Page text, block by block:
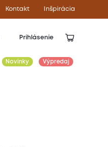
Kontakt Inšpirácia
Prihlásenie
Novinky Výpredaj